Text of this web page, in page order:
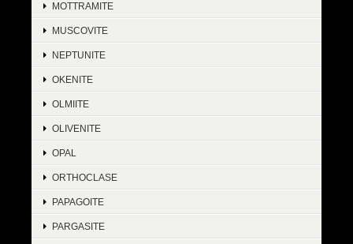
MOTTRAMITE
MUSCOVITE
NEPTUNITE
OKENITE
OLMIITE
OLIVENITE
OPAL
ORTHOCLASE
PAPAGOITE
PARGASITE